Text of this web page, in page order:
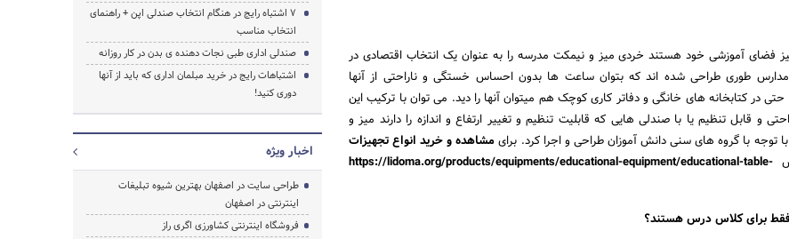
فضای آموزشی خود هستند خردی میز و نیمکت مدرسه را به عنوان یک انتخاب اقتصادی در
طوری طراحی شده اند که بتوان ساعت ها بدون احساس خستگی و ناراحتی از آنها
در کتابخانه های خانگی و دفاتر کاری کوچک هم میتوان آنها را دید. می توان با ترکیب این
و قابل تنظیم یا با صندلی هایی که قابلیت تنظیم و تغییر ارتفاع و اندازه را دارند میز و
توجه با گروه های سنی دانش آموزان طراحی و اجرا کرد. برایمشاهده و خرید انواع تجهیزات
https://lidoma.org/products/equipments/educational-equipment/educational-table-
فقط برای کلاس درس هستند؟
۷ اشتباه رایج در هنگام انتخاب صندلی اپن + راهنمای
انتخاب مناسب
صندلی اداری طبی نجات دهنده ی بدن در کار روزانه
اشتباهات رایج در خرید مبلمان اداری که باید از آنها
دوری کنید!
اخبار ویژه
طراحی سایت در اصفهان بهترین شیوه تبلیغات
اینترنتی در اصفهان
فروشگاه اینترنتی کشاورزی اگری راز